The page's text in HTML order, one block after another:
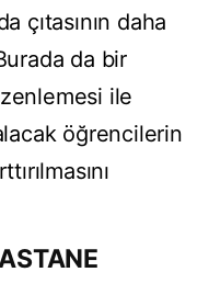
çıtasının daha
da bir
ile
öğrencilerin